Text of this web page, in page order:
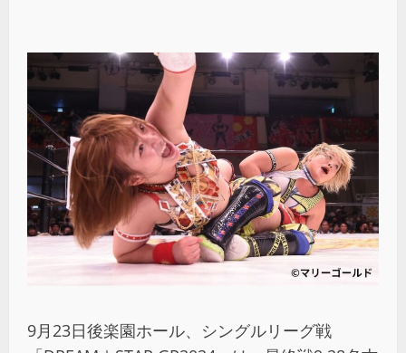
9月23日後楽園ホール、シングルリーグ戦